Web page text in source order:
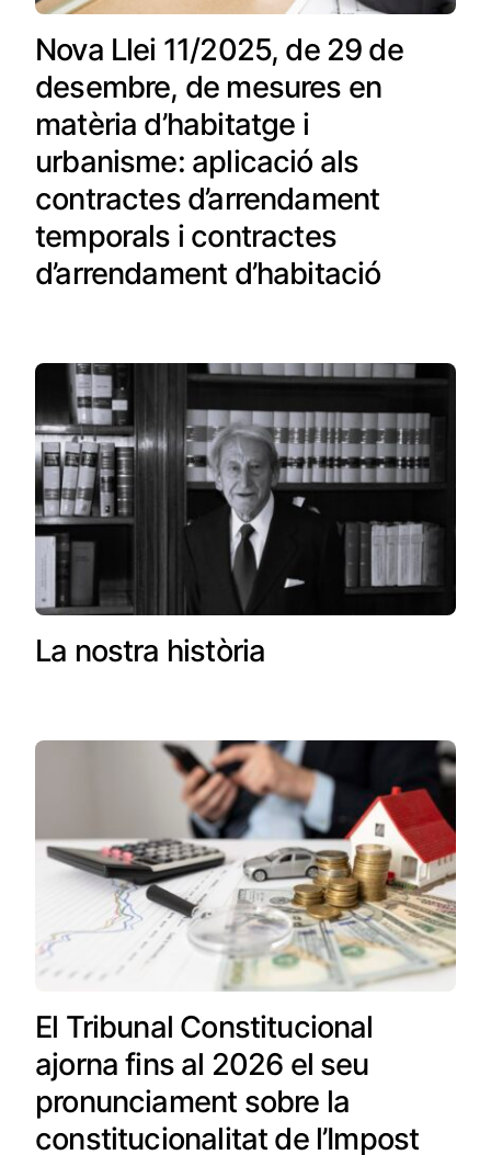
Nova Llei 11/2025, de 29 de
desembre, de mesures en
matèria d’habitatge i
urbanisme: aplicació als
contractes d’arrendament
temporals i contractes
d’arrendament d’habitació
La nostra història
El Tribunal Constitucional
ajorna fins al 2026 el seu
pronunciament sobre la
constitucionalitat de l’Impost